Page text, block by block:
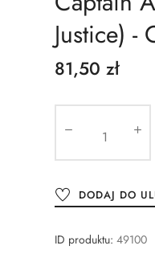
Justice) -
81,50 zł
DODAJ DO
ID produktu: 49100